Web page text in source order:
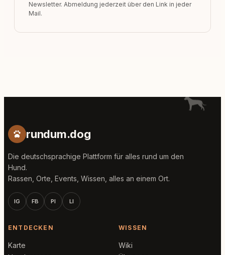
Newsletter. Abmeldung jederzeit über den Link in jeder
Mail.
rundum.dog
Die deutschsprachige Plattform für alles rund um den
Hund.
Rassen, Orte, Events, Wissen, alles an einem Ort.
IG FB PI LI
ENTDECKEN
Karte
WISSEN
Wiki